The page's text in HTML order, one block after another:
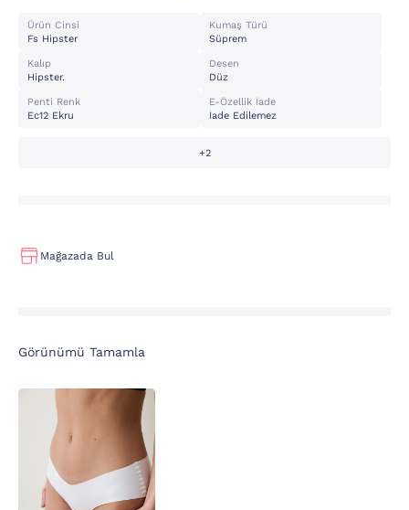
Ürün Cinsi
Fs Hipster
Kumaş Türü
Süprem
Kalıp
Hipster.
Desen
Düz
Penti Renk
Ec12 Ekru
E-Özellik İade
İade Edilemez
+2
Mağazada Bul
Görünümü Tamamla